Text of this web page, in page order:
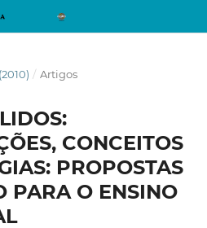
/ Artigos
CONCEITOS
PROPOSTAS
PARA O ENSINO